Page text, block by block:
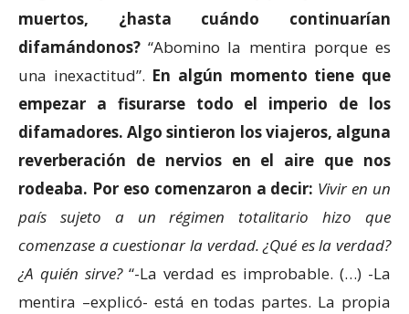
muertos, ¿hasta cuándo continuarían
difamándonos?“Abomino la mentira porque es
una inexactitud”. En algún momento tiene que
empezar a fisurarse todo el imperio de los
difamadores. Algo sintieron los viajeros, alguna
reverberación de nervios en el aire que nos
rodeaba. Por eso comenzaron a decir: Vivir en un
país sujeto a un régimen totalitario hizo que
comenzase a cuestionar la verdad. ¿Qué es la verdad?
¿A quién sirve? “-La verdad es improbable. (…) -La
mentira –explicó- está en todas partes. La propia